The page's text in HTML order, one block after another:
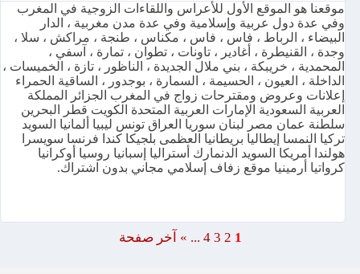
موقعنا هو الموقع الأول للأعراس واللقاءات الزوجية في المغرب
وفي عدة دول عربية وإسلامية وفي عدة مدن مغربية ، الدار
البيضاء ، الرباط ، فاس ، فاس ، مكناس ، طنجة ، مراكش ، سلا ،
وجدة ، القنيطرة ، أغادير ، تاونات ، تطوان ، تمارة ، آسفي ،
المحمدية ، خريبكة ، بني ملال الجديدة ، الناظور ، تازة ، الخميسات ،
الداخلة ، العيون ، الحسيمة ، السمارة ، بوجدور ، الساقية الحمراء
إعلانات وعروض ومقترحات زواج في المغرب الجزائر المملكة
العربية السعودية الإمارات العربية المتحدة الكويت قطر البحرين
سلطنة عمان مصر لبنان سوريا العراق تونس ليبيا ألمانيا السويد
تركيا النمسا إيطاليا بريطانيا العظمى بلجيكا كندا فرنسا سويسرا
هولندا أمريكا السويد الدنمارك أستراليا إسبانيا روسيا أوكرانيا
كرواتيا أرمينيا موقع زفاف إسلامي مجاني بدون اشتراك.
1
2
3
4
...
» آخر صفحة